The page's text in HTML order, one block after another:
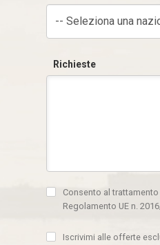
-- Seleziona una
Richieste
Consento al
Regolamento UE n.
Iscrivimi alle offerte